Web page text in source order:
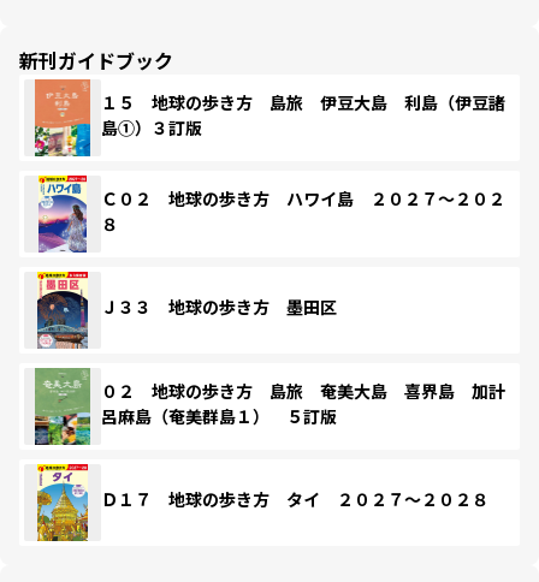
新刊ガイドブック
１５ 地球の歩き方 島旅 伊豆大島 利島（伊豆諸
島①）３訂版
Ｃ０２ 地球の歩き方 ハワイ島 ２０２７～２０２
８
Ｊ３３ 地球の歩き方 墨田区
０２ 地球の歩き方 島旅 奄美大島 喜界島 加計
呂麻島（奄美群島１） ５訂版
Ｄ１７ 地球の歩き方 タイ ２０２７～２０２８